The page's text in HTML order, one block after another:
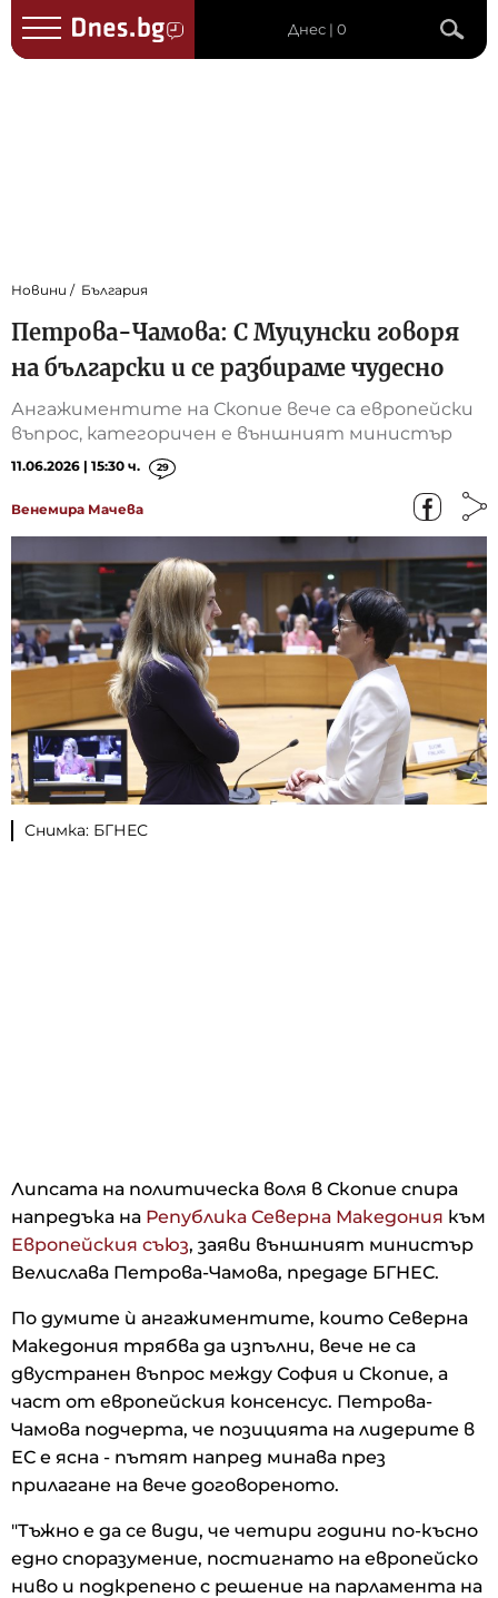
Днес | 0
Новини България
Петрова-Чамова: С Муцунски говоря
на български и се разбираме чудесно
Ангажиментите на Скопие вече са европейски
въпрос, категоричен е външният министър
11.06.2026 | 15:30 ч. 29
Венемира Мачева
Снимка: БГНЕС
Липсата на политическа воля в Скопие спира
напредъка на Република Северна Македония към
Европейския съюз, заяви външният министър
Велислава Петрова-Чамова, предаде БГНЕС.
По думите ѝ ангажиментите, които Северна
Македония трябва да изпълни, вече не са
двустранен въпрос между София и Скопие, а
част от европейския консенсус. Петрова-
Чамова подчерта, че позицията на лидерите в
ЕС е ясна - пътят напред минава през
прилагане на вече договореното.
"Тъжно е да се види, че четири години по-късно
едно споразумение, постигнато на европейско
ниво и подкрепено с решение на парламента на